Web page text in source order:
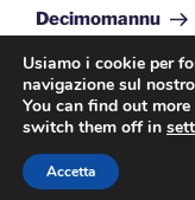
successivo
Decimomannu
Privacy Policy
Usiamo i cookie per
navigazione sul
You can find out
switch them off in
Accetta